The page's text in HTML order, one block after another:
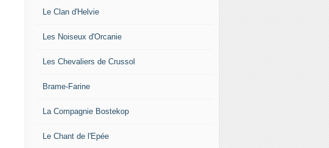
Le Clan d'Helvie
Les Noiseux d'Orcanie
Les Chevaliers de Crussol
Brame-Farine
La Compagnie Bostekop
Le Chant de l'Epée